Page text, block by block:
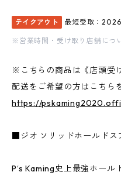
テイクアウト 最短受取：
※営業時間・受け取り店舗につ
※こちらの商品は《店頭受
配送をご希望の方はこちら
https://
■ジオ ソリッドホールドス
P‘s Kaming史上最強ホール